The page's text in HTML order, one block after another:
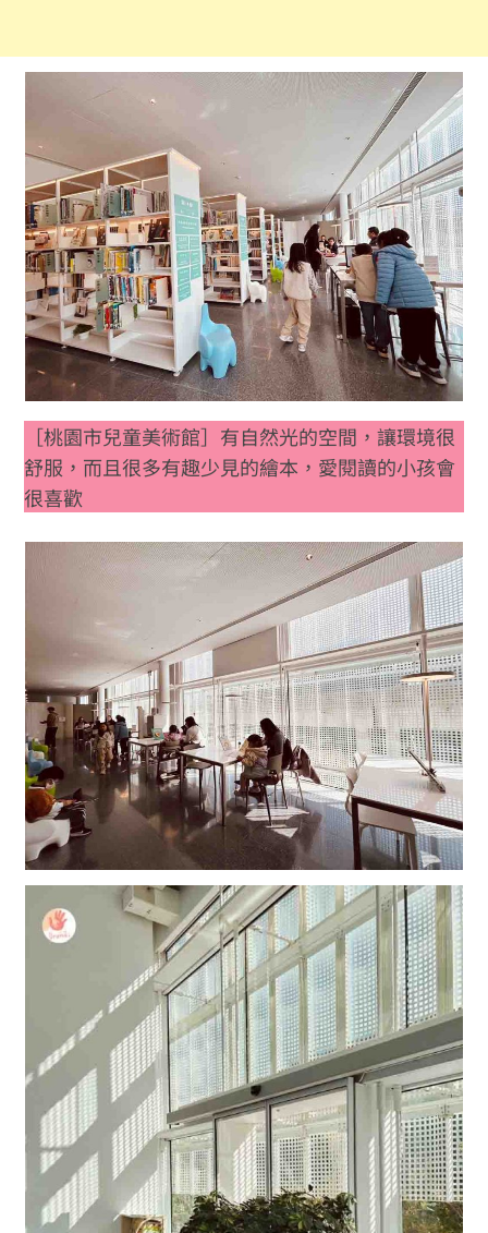
［桃園市兒童美術館］有自然光的空間，讓環境很
舒服，而且很多有趣少見的繪本，愛閱讀的小孩會
很喜歡